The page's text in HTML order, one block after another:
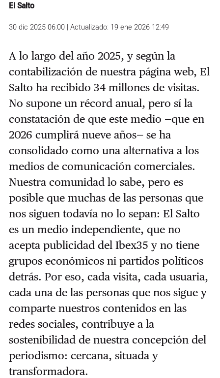
El Salto
30 dic 2025 06:00 | Actualizado: 19 ene 2026 12:49
A lo largo del año 2025, y según la
contabilización de nuestra página web, El
Salto ha recibido 34 millones de visitas.
No supone un récord anual, pero sí la
constatación de que este medio —que en
2026 cumplirá nueve años— se ha
consolidado como una alternativa a los
medios de comunicación comerciales.
Nuestra comunidad lo sabe, pero es
posible que muchas de las personas que
nos siguen todavía no lo sepan: El Salto
es un medio independiente, que no
acepta publicidad del Ibex35 y no tiene
grupos económicos ni partidos políticos
detrás. Por eso, cada visita, cada usuaria,
cada una de las personas que nos sigue y
comparte nuestros contenidos en las
redes sociales, contribuye a la
sostenibilidad de nuestra concepción del
periodismo: cercana, situada y
transformadora.